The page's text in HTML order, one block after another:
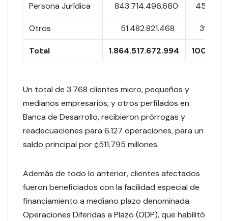
Persona Jurídica 843.714.496.660 45%
Otros 51.482.821.468 3%
Total 1.864.517.672.994 100%
Un total de 3.768 clientes micro, pequeños y
medianos empresarios, y otros perfilados en
Banca de Desarrollo, recibieron prórrogas y
readecuaciones para 6.127 operaciones, para un
saldo principal por¢511.795 millones.
Además de todo lo anterior, clientes afectados
fueron beneficiados con la facilidad especial de
financiamiento a mediano plazo denominada
Operaciones Diferidas a Plazo (ODP), que habilitó